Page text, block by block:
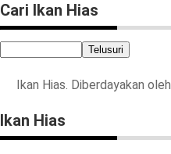
Cari Ikan Hias
Ikan Hias. Diberdayakan oleh
Ikan Hias